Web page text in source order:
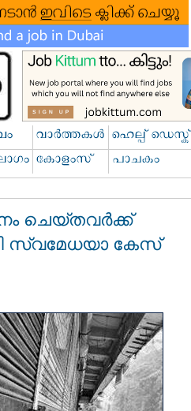
ചെയ്തവര്‍ക്ക്
സ്വമേധയാ കേസ്